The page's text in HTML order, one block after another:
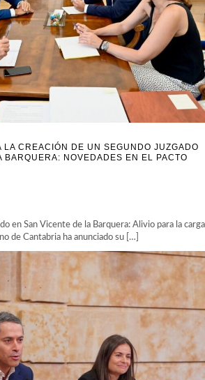
LA CREACIÓN DE UN SEGUNDO JUZGADO
BARQUERA: NOVEDADES EN EL PACTO
en San Vicente de la Barquera: Alivio para la carga
de Cantabria ha anunciado su […]